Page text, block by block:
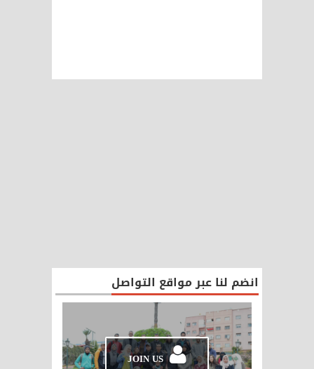
انضم لنا عبر مواقع التواصل
JOIN US